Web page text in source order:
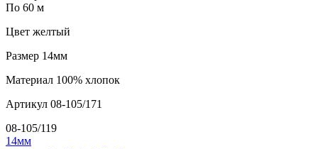
По 60 м
Цвет желтый
Размер 14мм
Материал 100% хлопок
Артикул 08-105/171
08-105/119
14мм